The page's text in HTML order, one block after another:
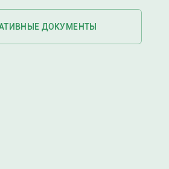
ДОКУМЕНТЫ